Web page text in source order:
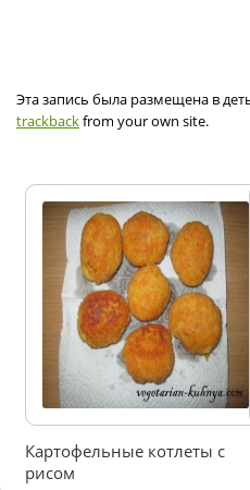
Эта запись была размещена в
trackbackfrom your own site.
Картофельные котлеты с
рисом